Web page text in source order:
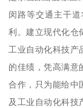
闵路等交通主干
利。建立现代化仓
工业自动化科技产
的佳绩，凭高满意
合作，只为能给中
及工业自动化科技